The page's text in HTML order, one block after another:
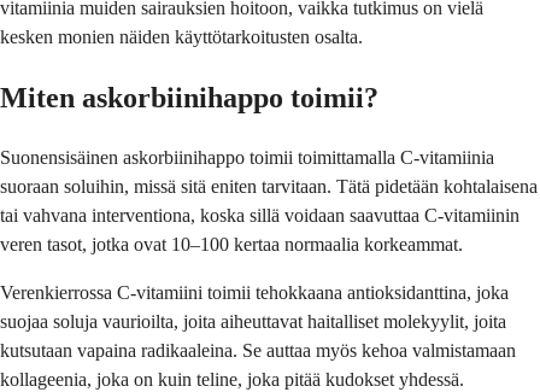
vitamiinia muiden sairauksien hoitoon, vaikka tutkimus on vielä
kesken monien näiden käyttötarkoitusten osalta.
Miten askorbiinihappo toimii?
Suonensisäinen askorbiinihappo toimii toimittamalla C-vitamiinia
suoraan soluihin, missä sitä eniten tarvitaan. Tätä pidetään kohtalaisena
tai vahvana interventiona, koska sillä voidaan saavuttaa C-vitamiinin
veren tasot, jotka ovat 10–100 kertaa normaalia korkeammat.
Verenkierrossa C-vitamiini toimii tehokkaana antioksidanttina, joka
suojaa soluja vaurioilta, joita aiheuttavat haitalliset molekyylit, joita
kutsutaan vapaina radikaaleina. Se auttaa myös kehoa valmistamaan
kollageenia, joka on kuin teline, joka pitää kudokset yhdessä.